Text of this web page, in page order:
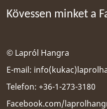
Kövessen minket a
© Lapról Hangra
E-mail:
Telefon: +36-1-273-3180
Facebook.com/